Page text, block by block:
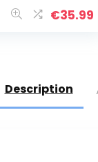
met DRL
Touring/Soft
modellen
€35.99
Description